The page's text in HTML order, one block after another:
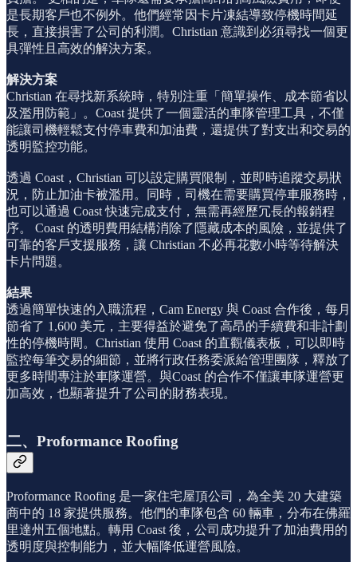
是長期客戶也不例外。他們經常因卡片凍結導致停機時間延
長，直接損害了公司的利潤。Christian 意識到必須尋找一個更
具彈性且高效的解決方案。
解決方案
Christian 在尋找新系統時，特別注重「簡單操作、成本節省以
及濫用防範」。Coast 提供了一個靈活的車隊管理工具，不僅
能讓司機輕鬆支付停車費和加油費，還提供了對支出和交易的
透明監控功能。
透過 Coast，Christian 可以設定購買限制，並即時追蹤交易狀
況，防止加油卡被濫用。同時，司機在需要購買停車服務時，
也可以通過 Coast 快速完成支付，無需再經歷冗長的報銷程
序。 Coast 的透明費用結構消除了隱藏成本的風險，並提供了
可靠的客戶支援服務，讓 Christian 不必再花數小時等待解決
卡片問題。
結果
透過簡單快速的入職流程，Cam Energy 與 Coast 合作後，每月
節省了 1,600 美元，主要得益於避免了高昂的手續費和非計劃
性的停機時間。Christian 使用 Coast 的直觀儀表板，可以即時
監控每筆交易的細節，並將行政任務委派給管理團隊，釋放了
更多時間專注於車隊運營。與Coast 的合作不僅讓車隊運營更
加高效，也顯著提升了公司的財務表現。
二、Proformance Roofing
Proformance Roofing 是一家住宅屋頂公司，為全美 20 大建築
商中的 18 家提供服務。他們的車隊包含 60 輛車，分布在佛羅
里達州五個地點。轉用 Coast 後，公司成功提升了加油費用的
透明度與控制能力，並大幅降低運營風險。